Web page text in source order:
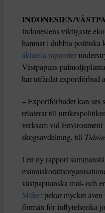
INDONESIEN/
Indonesiens viktigaste
hamnat i dubbla politiska
aktuella rapporter
Västpapuas
har utfärdat exportförbud
– Exportförbudet kan ses
relaterat till
verksam vid
skogsavdelning, till
I en ny rapport
västpapuanska mat- och
Mifee! pekar mycket
förmån för inflytelserika